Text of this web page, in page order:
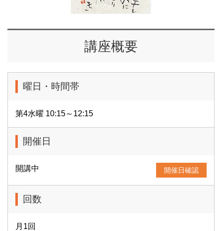
講座概要
曜日・時間帯
第4水曜 10:15～12:15
開催日
開講中 開催日確認
回数
月1回